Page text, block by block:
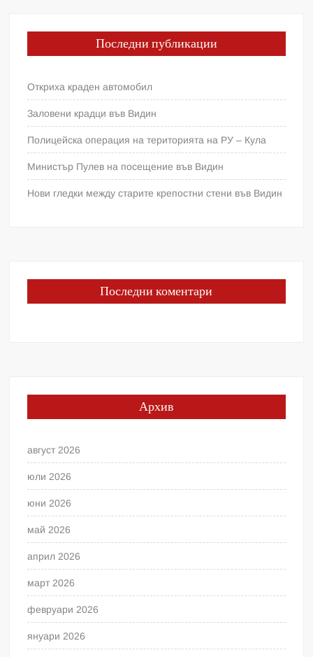
Последни публикации
Откриха краден автомобил
Заловени крадци във Видин
Полицейска операция на територията на РУ – Кула
Министър Пулев на посещение във Видин
Нови гледки между старите крепостни стени във Видин
Последни коментари
Архив
август 2026
юли 2026
юни 2026
май 2026
април 2026
март 2026
февруари 2026
януари 2026